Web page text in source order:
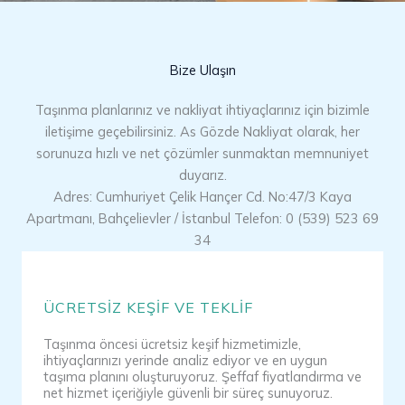
Bize Ulaşın
Taşınma planlarınız ve nakliyat ihtiyaçlarınız için bizimle
iletişime geçebilirsiniz. As Gözde Nakliyat olarak, her
sorunuza hızlı ve net çözümler sunmaktan memnuniyet
duyarız.
Adres: Cumhuriyet Çelik Hançer Cd. No:47/3 Kaya
Apartmanı, Bahçelievler / İstanbul Telefon: 0 (539) 523 69
34
ÜCRETSIZ KEŞIF VE TEKLIF
Taşınma öncesi ücretsiz keşif hizmetimizle,
ihtiyaçlarınızı yerinde analiz ediyor ve en uygun
taşıma planını oluşturuyoruz. Şeffaf fiyatlandırma ve
net hizmet içeriğiyle güvenli bir süreç sunuyoruz.